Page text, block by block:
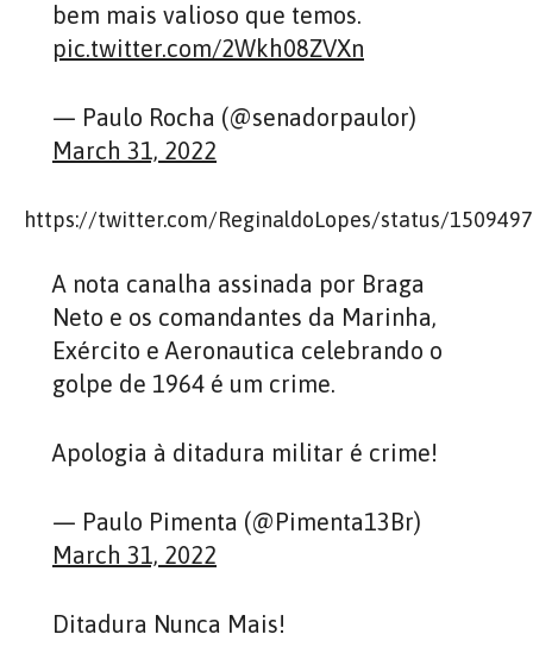
bem mais valioso que temos.
pic.twitter.com/2Wkh08ZVXn
— Paulo Rocha (@senadorpaulor)
March 31, 2022
https://twitter.com/ReginaldoLopes/status/
A nota canalha assinada por Braga
Neto e os comandantes da Marinha,
Exército e Aeronautica celebrando o
golpe de 1964 é um crime.
Apologia à ditadura militar é crime!
— Paulo Pimenta (@Pimenta13Br)
March 31, 2022
Ditadura Nunca Mais!